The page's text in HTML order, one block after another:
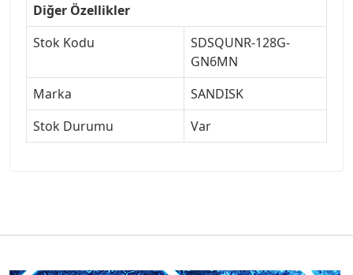
Diğer Özellikler
Stok Kodu
SDSQUNR-128G-
GN6MN
Marka
SANDISK
Stok Durumu
Var